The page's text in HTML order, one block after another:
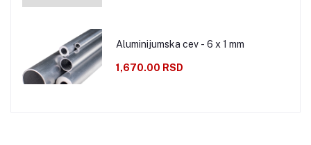
Aluminijumska cev - 6 x 1 mm
1,670.00 RSD